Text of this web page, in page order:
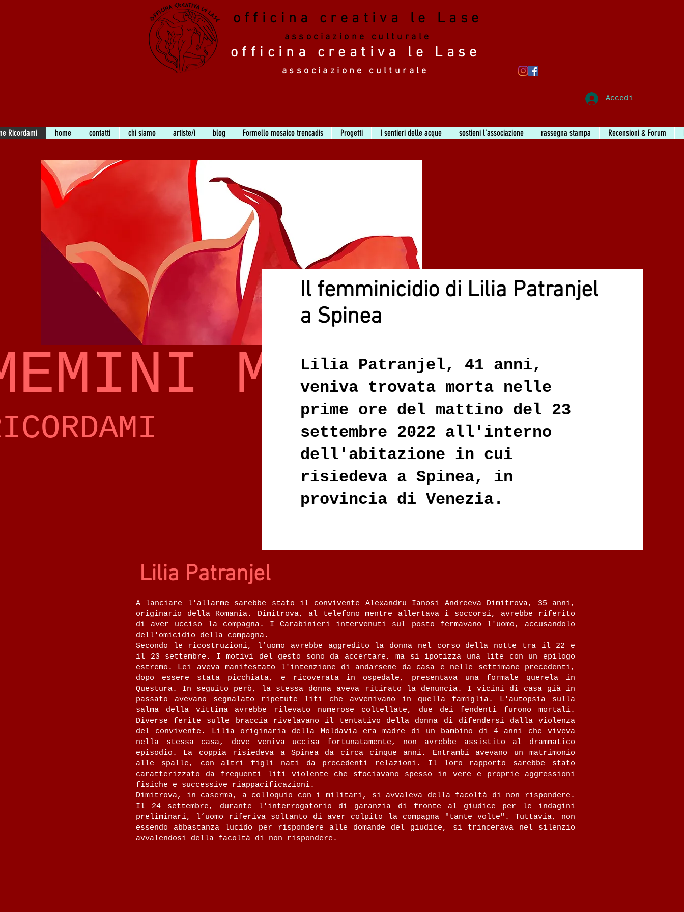
officina creativa le Lase
associazione culturale
officina creativa le Lase
associazione culturale
Accedi
Ricordami home contatti chi siamo artiste/i blog Formello mosaico trencadis Progetti I sentieri delle acque sostieni l'associazione rassegna stampa Recensioni & Forum
ME
Il femminicidio di Lilia Patranjel
a Spinea
Lilia Patranjel, 41 anni,
veniva trovata morta nelle
prime ore del mattino del 23
settembre 2022 all'interno
dell'abitazione in cui
risiedeva a Spinea, in
provincia di Venezia.‍
Lilia Patranjel
A lanciare l'allarme sarebbe stato il convivente Alexandru Ianosi Andreeva Dimitrova, 35 anni,
originario della Romania. Dimitrova, al telefono mentre allertava i soccorsi, avrebbe riferito
di aver ucciso la compagna. I Carabinieri intervenuti sul posto fermavano l'uomo, accusandolo
dell'omicidio della compagna.
Secondo le ricostruzioni, l’uomo avrebbe aggredito la donna nel corso della notte tra il 22 e
il 23 settembre. I motivi del gesto sono da accertare, ma si ipotizza una lite con un epilogo
estremo. Lei aveva manifestato l'intenzione di andarsene da casa e nelle settimane precedenti,
dopo essere stata picchiata, e ricoverata in ospedale, presentava una formale querela in
Questura. In seguito però, la stessa donna aveva ritirato la denuncia. ‍I vicini di casa già in
passato avevano segnalato ripetute liti che avvenivano in quella famiglia. L'autopsia sulla
salma della vittima avrebbe rilevato numerose coltellate, due dei fendenti furono mortali.
Diverse ferite sulle braccia rivelavano il tentativo della donna di difendersi dalla violenza
del convivente. Lilia originaria della Moldavia era madre di un bambino di 4 anni che viveva
nella stessa casa, dove veniva uccisa fortunatamente, non avrebbe assistito al drammatico
episodio. La coppia risiedeva a Spinea da circa cinque anni. Entrambi avevano un matrimonio
alle spalle, con altri figli nati da precedenti relazioni. Il loro rapporto sarebbe stato
caratterizzato da frequenti liti violente che sfociavano spesso in vere e proprie aggressioni
fisiche e successive riappacificazioni.‍
Dimitrova, in caserma, a colloquio con i militari, si avvaleva della facoltà di non rispondere.
Il 24 settembre, durante l'interrogatorio di garanzia di fronte al giudice per le indagini
preliminari, l’uomo riferiva soltanto di aver colpito la compagna "tante volte". Tuttavia, non
essendo abbastanza lucido per rispondere alle domande del giudice, si trincerava nel silenzio
avvalendosi della facoltà di non rispondere.